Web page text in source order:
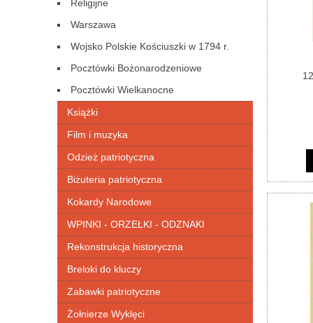
Religijne
Warszawa
Wojsko Polskie Kościuszki w 1794 r.
Pocztówki Bożonarodzeniowe
Pocztówki Wielkanocne
Książki
Film i muzyka
Odzież patriotyczna
Biżuteria patriotyczna
Kokardy Narodowe
WPINKI - ORZEŁKI - ODZNAKI
Rekonstrukcja historyczna
Breloki do kluczy
Zabawki patriotyczne
Żołnierze Wyklęci